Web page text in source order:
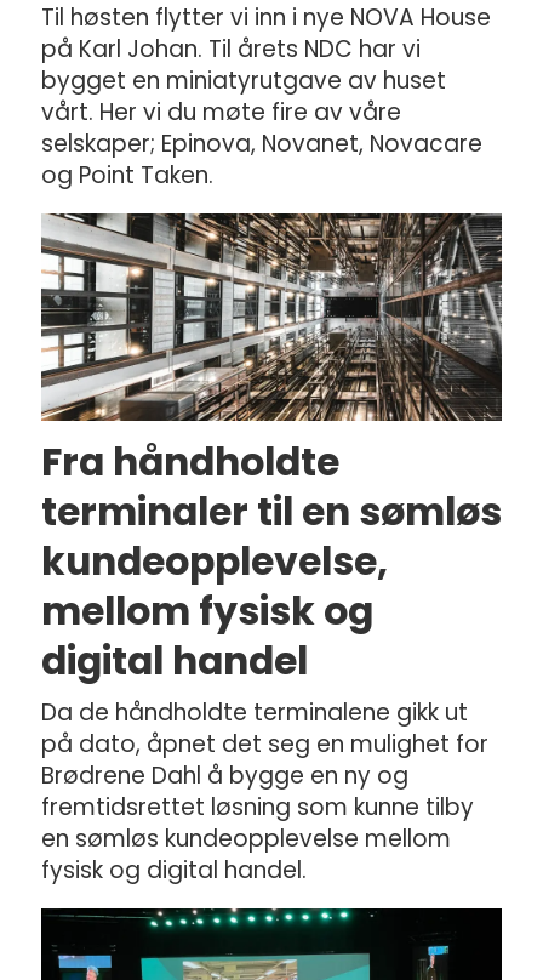
Til høsten flytter vi inn i nye NOVA House
på Karl Johan. Til årets NDC har vi
bygget en miniatyrutgave av huset
vårt. Her vi du møte fire av våre
selskaper; Epinova, Novanet, Novacare
og Point Taken.
Fra håndholdte
terminaler til en sømløs
kundeopplevelse,
mellom fysisk og
digital handel
Da de håndholdte terminalene gikk ut
på dato, åpnet det seg en mulighet for
Brødrene Dahl å bygge en ny og
fremtidsrettet løsning som kunne tilby
en sømløs kundeopplevelse mellom
fysisk og digital handel.